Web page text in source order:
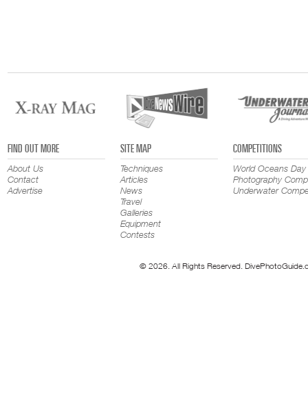
FIND OUT MORE
About Us
Contact
Advertise
SITE MAP
Techniques
Articles
News
Travel
Galleries
Equipment
Contests
COMPETITIONS
World Oceans Day
Photography
Underwater
© 2026. All Rights Reserved.